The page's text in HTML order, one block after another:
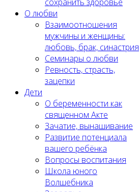
О любви
Взаимоотношения
мужчины и женщины:
любовь, брак, синастрия
Семинары о любви
Ревность, страсть,
зацепки
Дети
О беременности как
священном Акте
Зачатие, вынашивание
Развитие потенциала
вашего ребёнка
Вопросы воспитания
Школа юного
Волшебника